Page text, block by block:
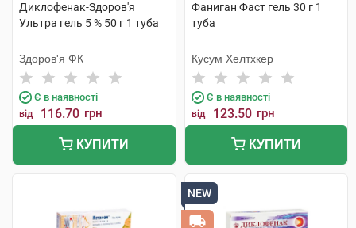
Диклофенак-Здоров'я
Ультра гель 5 % 50 г 1 туба
Здоров'я ФК
Є в наявності
від 116.70 грн
КУПИТИ
Фаниган Фаст гель 30 г 1
туба
Кусум Хелтхкер
Є в наявності
від 123.50 грн
КУПИТИ
NEW